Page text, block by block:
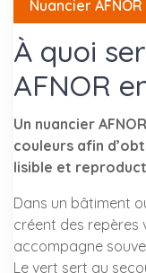
Nuancier
À quoi
AFNOR
Un nuancier
couleurs afin
lisible et
Dans un bâtiment
créent des repères
accompagne
Le vert sert au